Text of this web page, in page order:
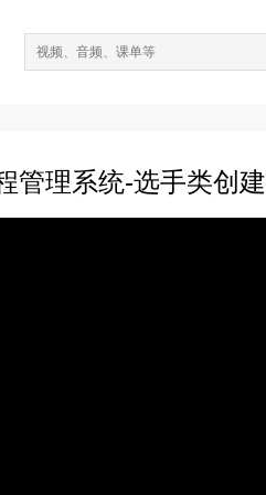
管理系统-选手类创建